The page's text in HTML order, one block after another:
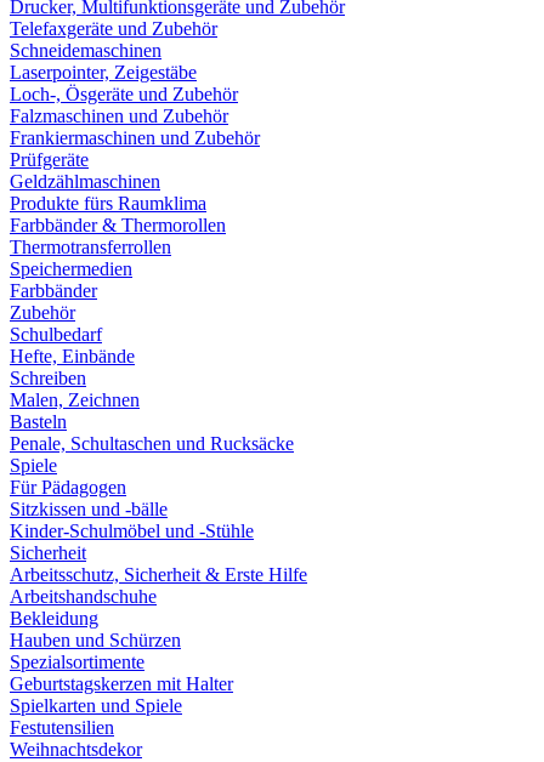
Drucker, Multifunktionsgeräte und Zubehör
Telefaxgeräte und Zubehör
Schneidemaschinen
Laserpointer, Zeigestäbe
Loch-, Ösgeräte und Zubehör
Falzmaschinen und Zubehör
Frankiermaschinen und Zubehör
Prüfgeräte
Geldzählmaschinen
Produkte fürs Raumklima
Farbbänder & Thermorollen
Thermotransferrollen
Speichermedien
Farbbänder
Zubehör
Schulbedarf
Hefte, Einbände
Schreiben
Malen, Zeichnen
Basteln
Penale, Schultaschen und Rucksäcke
Spiele
Für Pädagogen
Sitzkissen und -bälle
Kinder-Schulmöbel und -Stühle
Sicherheit
Arbeitsschutz, Sicherheit & Erste Hilfe
Arbeitshandschuhe
Bekleidung
Hauben und Schürzen
Spezialsortimente
Geburtstagskerzen mit Halter
Spielkarten und Spiele
Festutensilien
Weihnachtsdekor